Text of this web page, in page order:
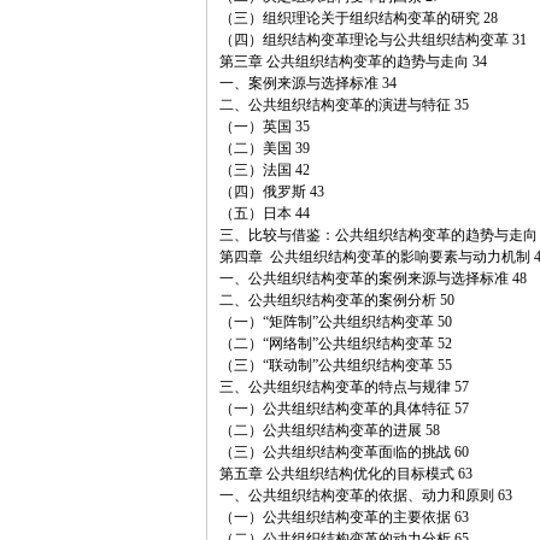
（三）组织理论关于组织结构变革的研究 28
（四）组织结构变革理论与公共组织结构变革 31
第三章 公共组织结构变革的趋势与走向 34
一、案例来源与选择标准 34
二、公共组织结构变革的演进与特征 35
（一）英国 35
（二）美国 39
（三）法国 42
（四）俄罗斯 43
（五）日本 44
三、比较与借鉴：公共组织结构变革的趋势与走向
第四章 公共组织结构变革的影响要素与动力机制
一、公共组织结构变革的案例来源与选择标准 48
二、公共组织结构变革的案例分析 50
（一）“矩阵制”公共组织结构变革 50
（二）“网络制”公共组织结构变革 52
（三）“联动制”公共组织结构变革 55
三、公共组织结构变革的特点与规律 57
（一）公共组织结构变革的具体特征 57
（二）公共组织结构变革的进展 58
（三）公共组织结构变革面临的挑战 60
第五章 公共组织结构优化的目标模式 63
一、公共组织结构变革的依据、动力和原则 63
（一）公共组织结构变革的主要依据 63